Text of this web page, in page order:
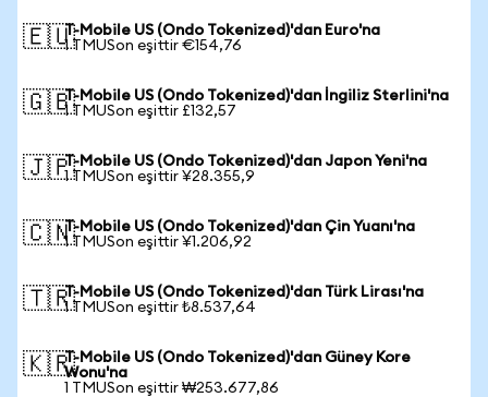
🇪🇺T-Mobile US (Ondo Tokenized)'dan Euro'na
1 TMUSon eşittir €154,76
🇬🇧T-Mobile US (Ondo Tokenized)'dan İngiliz Sterlini'na
1 TMUSon eşittir £132,57
🇯🇵T-Mobile US (Ondo Tokenized)'dan Japon Yeni'na
1 TMUSon eşittir ¥28.355,9
🇨🇳T-Mobile US (Ondo Tokenized)'dan Çin Yuanı'na
1 TMUSon eşittir ¥1.206,92
🇹🇷T-Mobile US (Ondo Tokenized)'dan Türk Lirası'na
1 TMUSon eşittir ₺8.537,64
🇰🇷T-Mobile US (Ondo Tokenized)'dan Güney Kore
Wonu'na
1 TMUSon eşittir ₩253.677,86